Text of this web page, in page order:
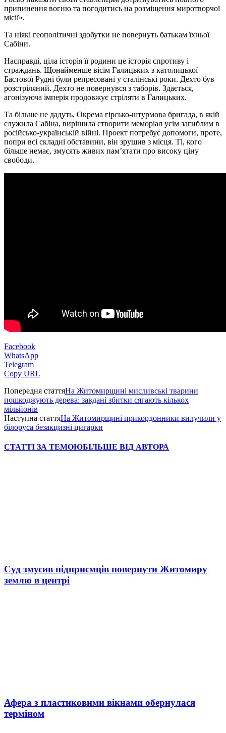
припинення вогню та погодитись на розміщення миротворчої
місії».
Та ніякі геополітичні здобутки не повернуть батькам їхньої
Сабіни.
Насправді, ціла історія її родини це історія спротиву і
страждань. Щонайменше вісім Галицьких з католицької
Бастової Рудні були репресовані у сталінські роки. Дехто був
розстріляний. Дехто не повернувся з таборів. Здається,
агонізуюча імперія продовжує стріляти в Галицьких.
Та більше не дадуть. Окрема гірсько-штурмова бригада, в якій
служила Сабіна, вирішила створити меморіал усім загиблим в
російсько-українській війні. Проект потребує допомоги, проте,
попри всі складні обставини, він зрушив з місця. Ті, кого
більше немає, змусять живих пам’ятати про високу ціну
свободи.
Facebook
WhatsApp
Telegram
Copy URL
Попередня статтяНа Житомирщині мисливські тварини
пошкоджують дерева: завдані збитки сягають кількох
мільйонів
Наступна статтяНа Житомирщині прикордонники вилучили у
білоруса безакцизні цигарки
СТАТТІ ЗА ТЕМОЮБІЛЬШЕ ВІД АВТОРА
Суд змусив підприємців повернути Житомиру
землю в центрі
Афера з пластиковими вікнами обернулася
терміном